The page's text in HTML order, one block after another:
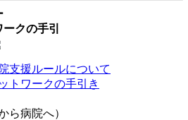
クの手引
支援ルールについて
トワークの手引き
ら病院へ）